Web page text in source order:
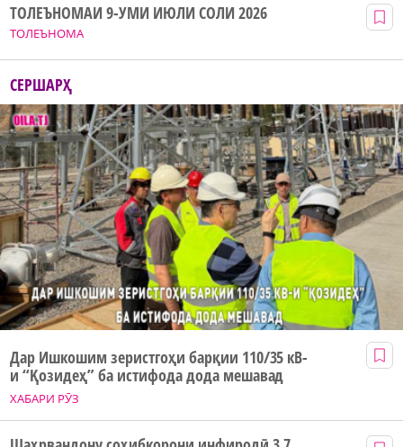
ТОЛЕЪНОМА
ТОЛЕЪНОМАИ 9-УМИ ИЮЛИ СОЛИ 2026
СЕРШАРҲ
ХАБАРИ РӮЗ
Дар Ишкошим зеристгоҳи барқии 110/35 кВ-
и “Қозидеҳ” ба истифода дода мешавад